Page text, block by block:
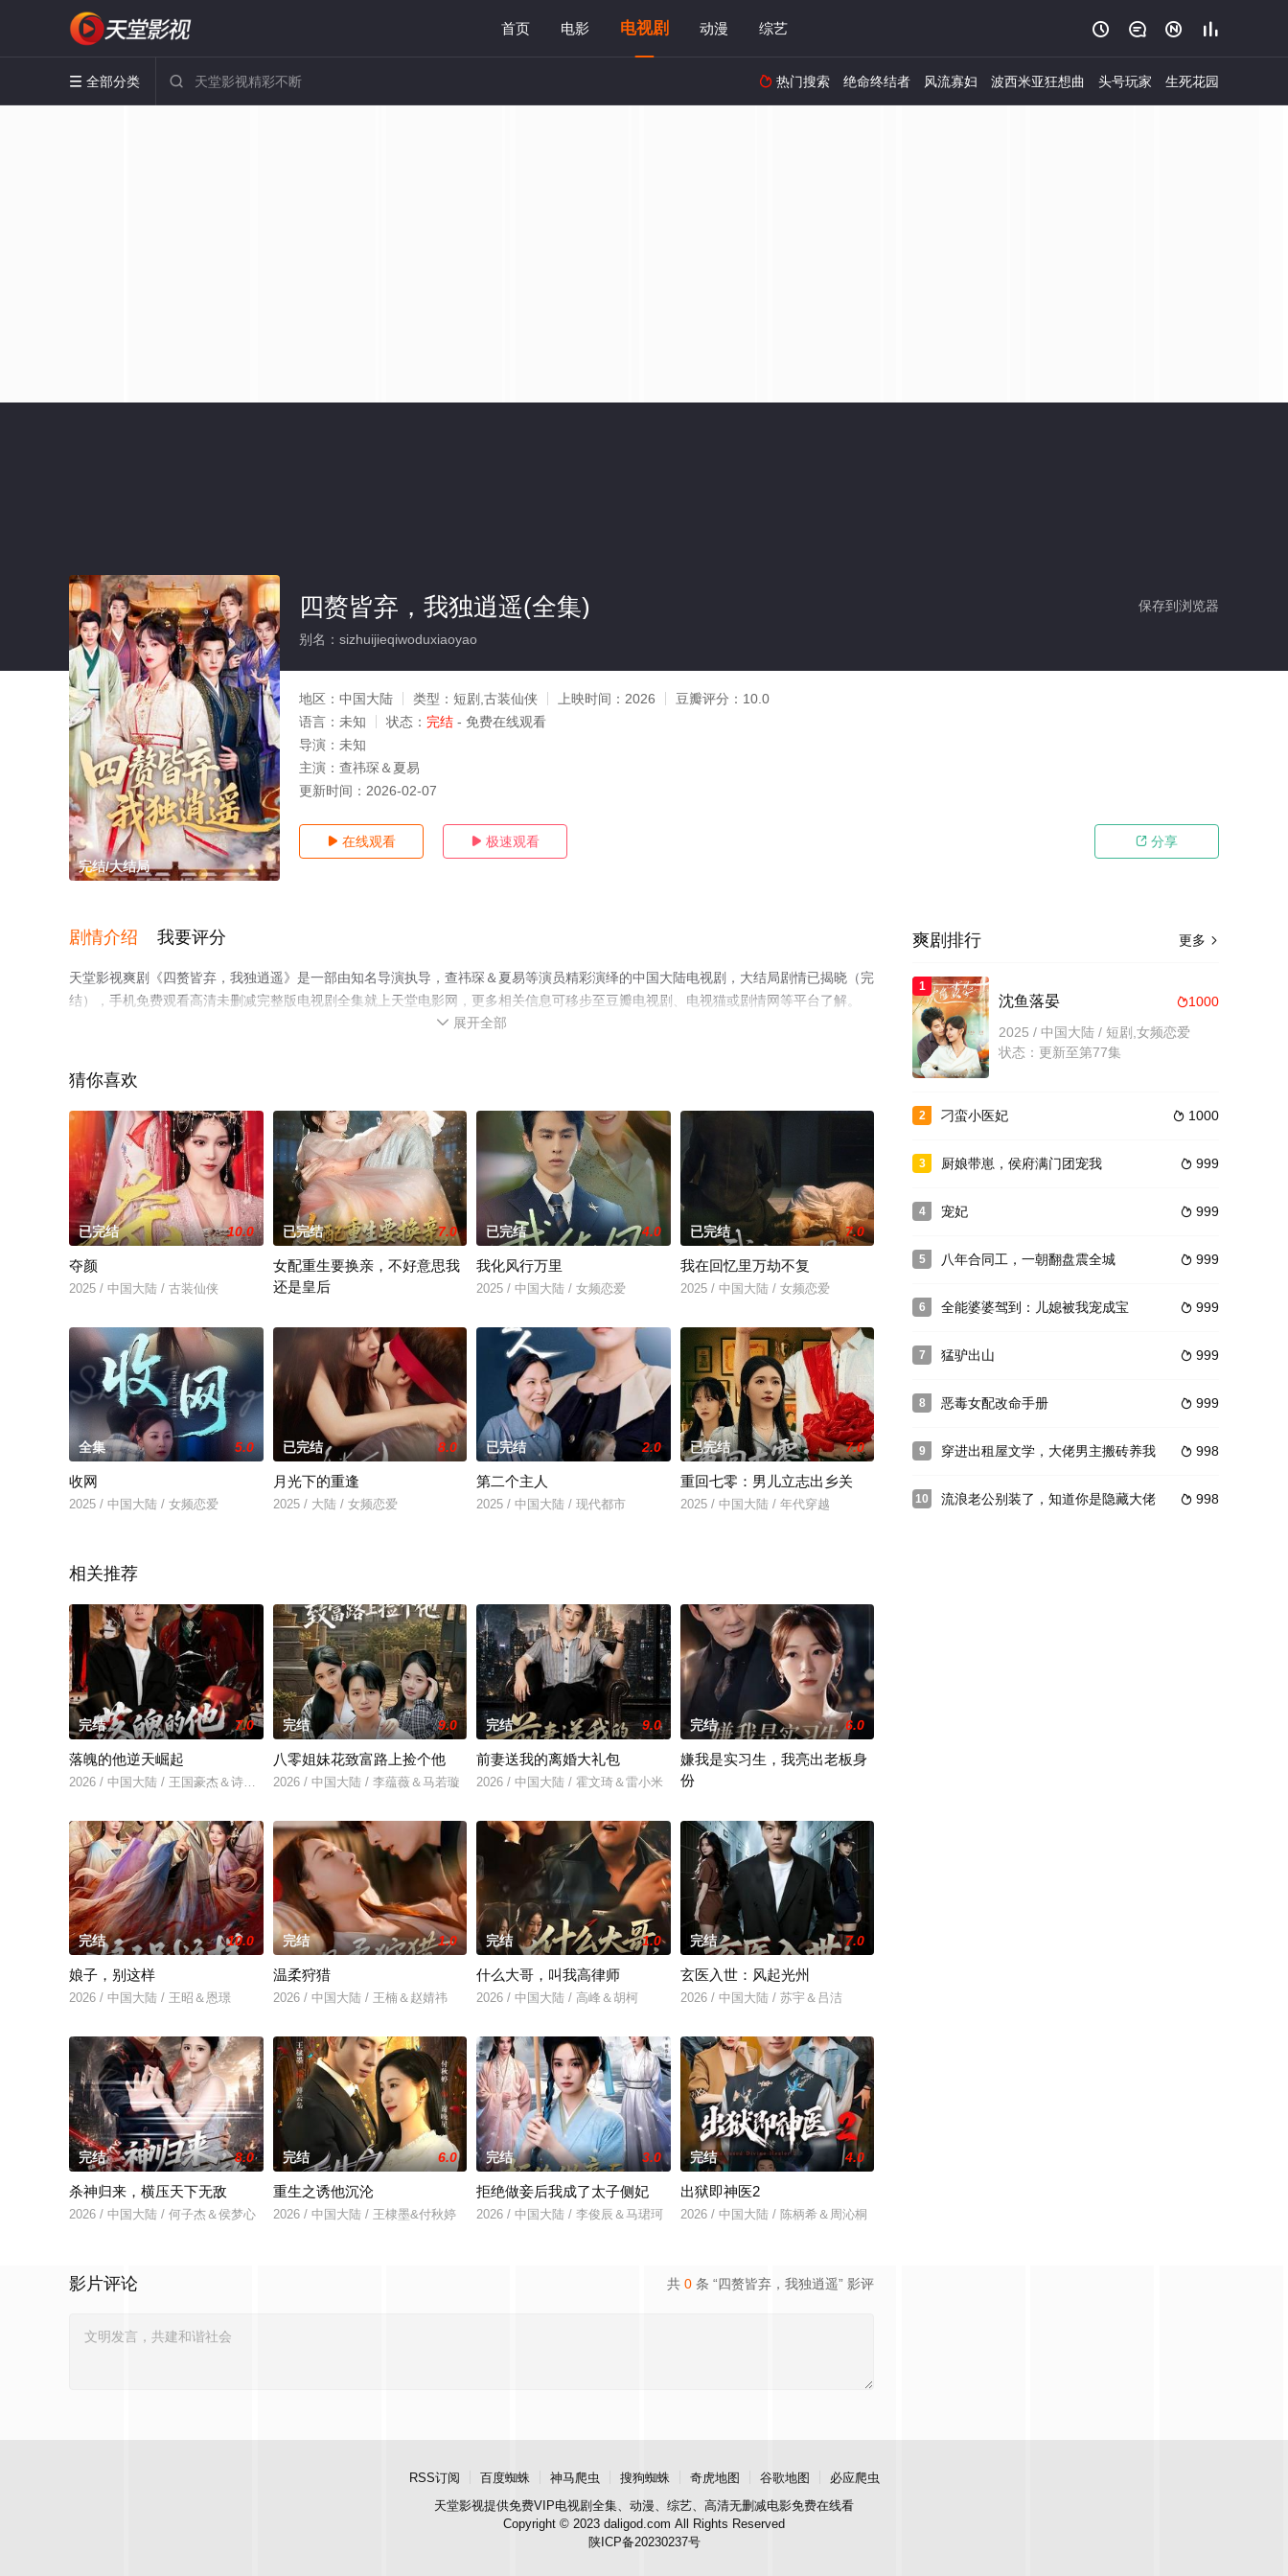
首页 电影 电视剧 动漫 综艺    
 全部分类   热门搜索 绝命终结者 风流寡妇 波西米亚狂想曲 头号玩家 生死花园
完结/大结局
保存到浏览器
四赘皆弃，我独逍遥(全集)
别名：sizhuijieqiwoduxiaoyao
地区： 中国大陆 类型： 短剧,古装仙侠 上映时间： 2026 豆瓣评分： 10.0
语言： 未知 状态： 完结 - 免费在线观看
导演： 未知
主演： 查祎琛＆夏易
更新时间： 2026-02-07
 在线观看  极速观看  分享
剧情介绍 我要评分
天堂影视爽剧《四赘皆弃，我独逍遥》是一部由知名导演执导，查祎琛＆夏易等演员精彩演绎的中国大陆电视剧，大结局剧情已揭晓（完
结），手机免费观看高清未删减完整版电视剧全集就上天堂电影网，更多相关信息可移步至豆瓣电视剧、电视猫或剧情网等平台了解。
 展开全部
猜你喜欢
已完结 10.0
夺颜
2025 / 中国大陆 / 古装仙侠
已完结 7.0
女配重生要换亲，不好意思我
还是皇后
已完结 4.0
我化风行万里
2025 / 中国大陆 / 女频恋爱
已完结 7.0
我在回忆里万劫不复
2025 / 中国大陆 / 女频恋爱
全集 5.0
收网
2025 / 中国大陆 / 女频恋爱
已完结 8.0
月光下的重逢
2025 / 大陆 / 女频恋爱
已完结 2.0
第二个主人
2025 / 中国大陆 / 现代都市
已完结 7.0
重回七零：男儿立志出乡关
2025 / 中国大陆 / 年代穿越
相关推荐
完结 7.0
落魄的他逆天崛起
2026 / 中国大陆 / 王国豪杰＆诗语＆梁辰羽
完结 9.0
八零姐妹花致富路上捡个他
2026 / 中国大陆 / 李蕴薇＆马若璇
完结 9.0
前妻送我的离婚大礼包
2026 / 中国大陆 / 霍文琦＆雷小米
完结 6.0
嫌我是实习生，我亮出老板身
份
完结 10.0
娘子，别这样
2026 / 中国大陆 / 王昭＆恩璟
完结 1.0
温柔狩猎
2026 / 中国大陆 / 王楠＆赵婧祎
完结 1.0
什么大哥，叫我高律师
2026 / 中国大陆 / 高峰＆胡柯
完结 7.0
玄医入世：风起光州
2026 / 中国大陆 / 苏宇＆吕洁
完结 8.0
杀神归来，横压天下无敌
2026 / 中国大陆 / 何子杰＆侯梦心
完结 6.0
重生之诱他沉沦
2026 / 中国大陆 / 王棣墨&付秋婷
完结 3.0
拒绝做妾后我成了太子侧妃
2026 / 中国大陆 / 李俊辰＆马珺珂
完结 4.0
出狱即神医2
2026 / 中国大陆 / 陈柄希＆周沁桐
共 0 条 “四赘皆弃，我独逍遥” 影评
影片评论
更多 
爽剧排行
1
1000
沈鱼落晏
2025 / 中国大陆 / 短剧,女频恋爱
状态：更新至第77集
2  1000
刁蛮小医妃
3  999
厨娘带崽，侯府满门团宠我
4  999
宠妃
5  999
八年合同工，一朝翻盘震全城
6  999
全能婆婆驾到：儿媳被我宠成宝
7  999
猛驴出山
8  999
恶毒女配改命手册
9  998
穿进出租屋文学，大佬男主搬砖养我
10  998
流浪老公别装了，知道你是隐藏大佬
RSS订阅 百度蜘蛛 神马爬虫 搜狗蜘蛛 奇虎地图 谷歌地图
必应爬虫
天堂影视提供免费VIP电视剧全集、动漫、综艺、高清无删减电影免费在线看
Copyright © 2023 daligod.com All Rights Reserved
陕ICP备20230237号